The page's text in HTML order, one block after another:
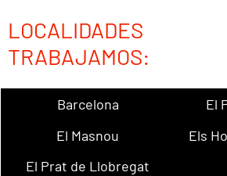
TRABAJAMOS:
Barcelona
El
El Masnou
Els
El Prat de Llobregat